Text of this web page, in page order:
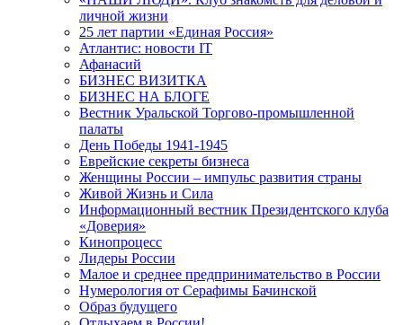
личной жизни
25 лет партии «Единая Россия»
Атлантис: новости IT
Афанасий
БИЗНЕС ВИЗИТКА
БИЗНЕС НА БЛОГЕ
Вестник Уральской Торгово-промышленной
палаты
День Победы 1941-1945
Еврейские секреты бизнеса
Женщины России – импульс развития страны
Живой Жизнь и Сила
Информационный вестник Президентского клуба
«Доверия»
Кинопроцесс
Лидеры России
Малое и среднее предпринимательство в России
Нумерология от Серафимы Бачинской
Образ будущего